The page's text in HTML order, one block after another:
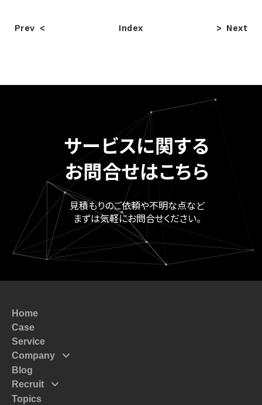
Prev Index Next
サービスに関する
お問合せはこちら
見積もりのご依頼や不明な点など
まずは気軽にお問合せください。
Home
Case
Service
Company
Mission
Message
Blog
Recruit
Top Massege
Topics